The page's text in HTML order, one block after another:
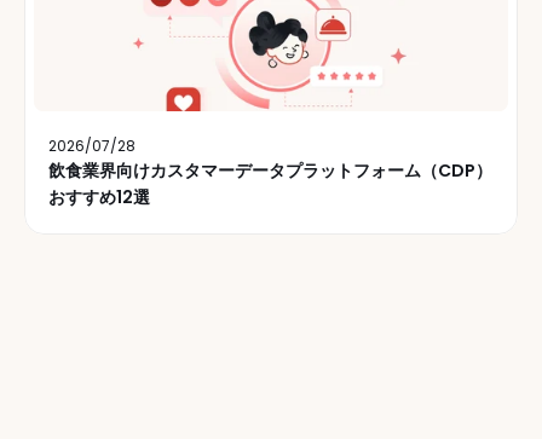
2026/07/28
飲食業界向けカスタマーデータプラットフォーム（CDP）
おすすめ12選